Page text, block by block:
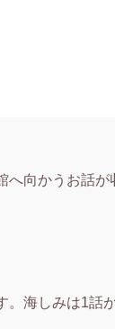
向かうお話が
。海しみは1話